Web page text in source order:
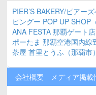
PIER’S BAKERY/ピアー
ピングー POP UP SHOP
ANA FESTA 那覇ゲート店
ポーたま 那覇空港国内線
茶屋 首里とうふ（那覇市）
会社概要 メディア掲載